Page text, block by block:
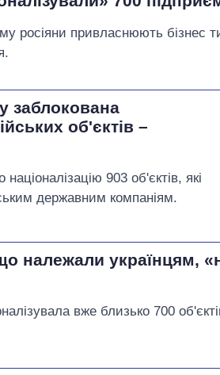
росіяни привласнюють бізнес
заблокована
об'єктів –
націоналізацію 903 об'єктів, які
державним компаніям.
належали українцям,
вже близько 700